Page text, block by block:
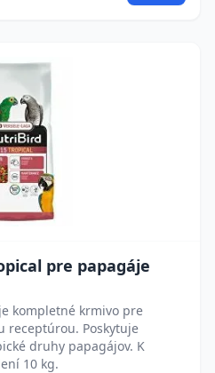
pre papagáje
kompletné krmivo pre
receptúrou. Poskytuje
druhy papagájov. K
10 kg.